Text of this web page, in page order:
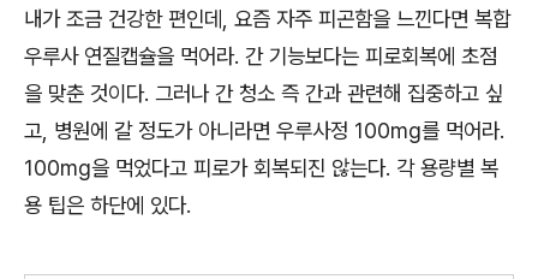
내가 조금 건강한 편인데 , 요즘 자주 피곤함을 느낀다면 복합
우루사 연질캡슐을 먹어라. 간 기능보다는 피로회복에 초점
을 맞춘 것이다. 그러나 간 청소 즉 간과 관련해 집중하고 싶
고, 병원에 갈 정도가 아니라면 우루사정 100mg를 먹어라.
100mg을 먹었다고 피로가 회복되진 않는다. 각 용량별 복
용 팁은 하단에 있다.